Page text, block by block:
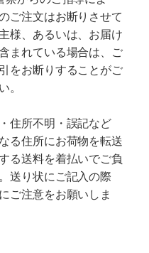
ご注文はお断りさせて
様、あるいは、お届け
まれている場合は、ご
をお断りすることがご
。
住所不明・誤記など
る住所にお荷物を転送
る送料を着払いでご負
送り状にご記入の際
ご注意をお願いしま